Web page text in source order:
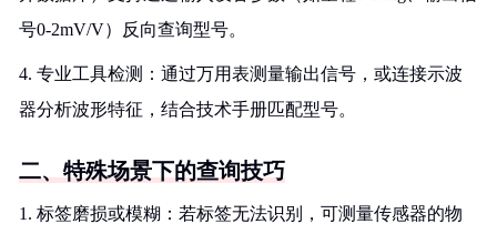
号0-2mV/V）反向查询型号。
4. 专业工具检测：通过万用表测量输出信号，或连接示波
器分析波形特征，结合技术手册匹配型号。
二、特殊场景下的查询技巧
1. 标签磨损或模糊：若标签无法识别，可测量传感器的物